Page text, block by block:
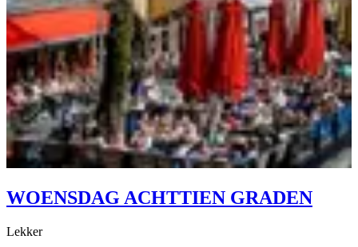
WOENSDAG ACHTTIEN GRADEN
Lekker